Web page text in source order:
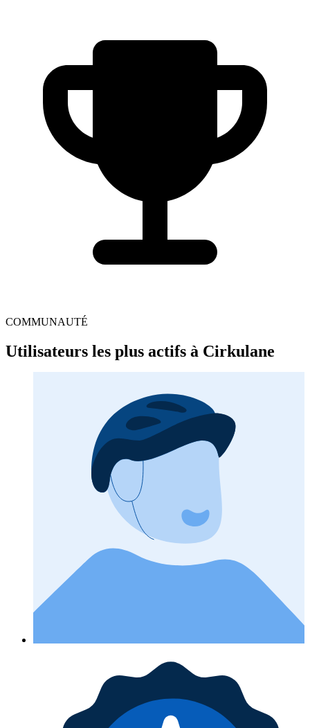
COMMUNAUTÉ
Utilisateurs les plus actifs à Cirkulane